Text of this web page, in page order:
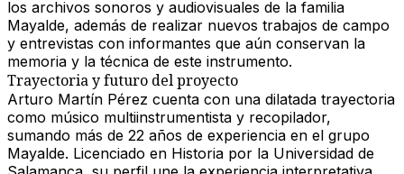
los archivos sonoros y audiovisuales de la familia
Mayalde, además de realizar nuevos trabajos de campo
y entrevistas con informantes que aún conservan la
memoria y la técnica de este instrumento.
Trayectoria y futuro del proyecto
Arturo Martín Pérez cuenta con una dilatada trayectoria
como músico multiinstrumentista y recopilador,
sumando más de 22 años de experiencia en el grupo
Mayalde. Licenciado en Historia por la Universidad de